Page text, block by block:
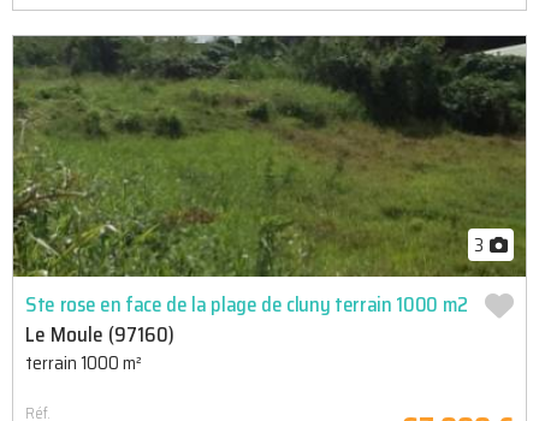
3
Ste rose en face de la plage de cluny terrain 1000 m2
Le Moule (97160)
terrain 1000 m²
Réf.